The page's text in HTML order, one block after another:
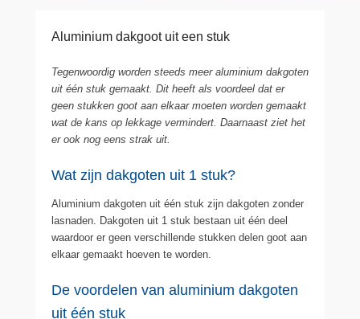
Aluminium dakgoot uit een stuk
Tegenwoordig worden steeds meer aluminium dakgoten
uit één stuk gemaakt. Dit heeft als voordeel dat er
geen stukken goot aan elkaar moeten worden gemaakt
wat de kans op lekkage vermindert. Daarnaast ziet het
er ook nog eens strak uit.
Wat zijn dakgoten uit 1 stuk?
Aluminium dakgoten uit één stuk zijn dakgoten zonder
lasnaden. Dakgoten uit 1 stuk bestaan uit één deel
waardoor er geen verschillende stukken delen goot aan
elkaar gemaakt hoeven te worden.
De voordelen van aluminium dakgoten
uit één stuk